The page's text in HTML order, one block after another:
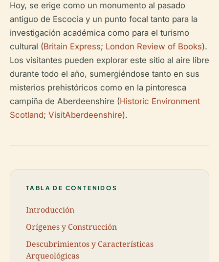
Hoy, se erige como un monumento al pasado
antiguo de Escocia y un punto focal tanto para la
investigación académica como para el turismo
cultural (Britain Express; London Review of Books).
Los visitantes pueden explorar este sitio al aire libre
durante todo el año, sumergiéndose tanto en sus
misterios prehistóricos como en la pintoresca
campiña de Aberdeenshire (Historic Environment
Scotland; VisitAberdeenshire).
TABLA DE CONTENIDOS
Introducción
Orígenes y Construcción
Descubrimientos y Características
Arqueológicas